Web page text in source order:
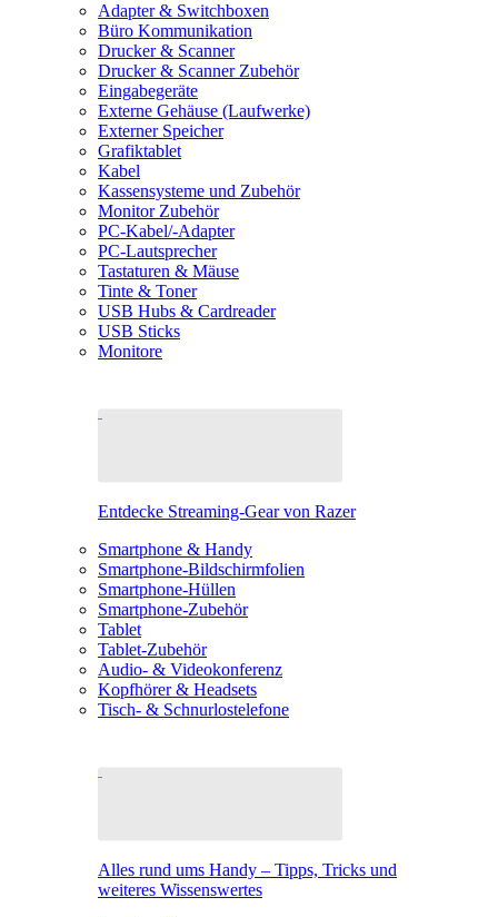
Adapter & Switchboxen
Büro Kommunikation
Drucker & Scanner
Drucker & Scanner Zubehör
Eingabegeräte
Externe Gehäuse (Laufwerke)
Externer Speicher
Grafiktablet
Kabel
Kassensysteme und Zubehör
Monitor Zubehör
PC-Kabel/-Adapter
PC-Lautsprecher
Tastaturen & Mäuse
Tinte & Toner
USB Hubs & Cardreader
USB Sticks
Monitore
Entdecke Streaming-Gear von Razer
Smartphone & Handy
Smartphone-Bildschirmfolien
Smartphone-Hüllen
Smartphone-Zubehör
Tablet
Tablet-Zubehör
Audio- & Videokonferenz
Kopfhörer & Headsets
Tisch- & Schnurlostelefone
Alles rund ums Handy – Tipps, Tricks und
weiteres Wissenswertes